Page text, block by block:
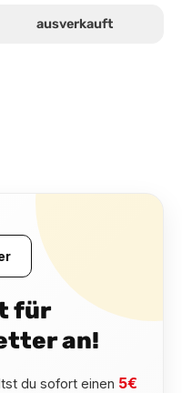
ausverkauft
für
an!
du sofort einen 5€